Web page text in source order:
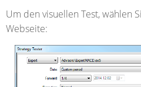
Um den visuellen Test, wählen
Webseite: